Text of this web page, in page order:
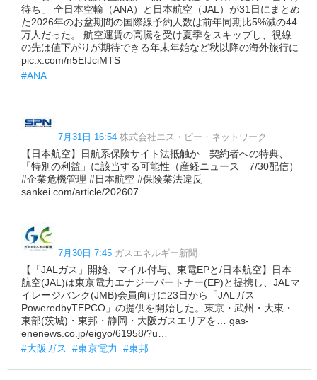
待ち」 全日本空輸（ANA）と日本航空（JAL）が31日にまとめ
た2026年のお盆期間の国際線予約人数は前年同期比5%減の44
万人だった。 航空運賃の高騰を受け夏季をスキップし、視線
の先は値下がりが期待できる年末年始など秋以降の海外旅行に
pic.x.com/n5EfJciMTS
#ANA
7月31日 16:54 株式会社エス・ピー・ネットワーク
【日本航空】日航系保険サイト法抵触か 契約者への特典、
「特別の利益」に該当する可能性（産経ニュース 7/30配信）
#企業危機管理 #日本航空 #保険業法違反
sankei.com/article/202607…
7月30日 7:45 ガスエネルギー新聞
【「JALガス」開始、マイル付与、東電EPと/日本航空】日本
航空(JAL)は東京電力エナジーパートナー(EP)と提携し、JALマ
イレージバンク(JMB)会員向けに23日から「JALガス
PoweredbyTEPCO」の提供を開始した。東京・武州・大東・
東部(茨城)・東邦・静岡・大阪ガスエリアを… gas-
enenews.co.jp/eigyo/61958/?u…
#大阪ガス
#東京電力 #東邦